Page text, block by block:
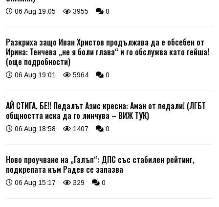
06 Aug 19:05 3955 0
Разкриха защо Иван Христов продължава да е обсебен от
Ирина: Тенчева „не я боли глава“ и го обслужва като гейша!
(още подробности)
06 Aug 19:01 5964 0
АЙ СТИГА, БЕ!! Педалът Азис кресна: Аман от педали! (ЛГБТ
общността иска да го линчува – ВИЖ ТУК)
06 Aug 18:58 1407 0
Ново проучване на „Галъп“: ДПС със стабилен рейтинг,
подкрепата към Радев се запазва
06 Aug 15:17 329 0